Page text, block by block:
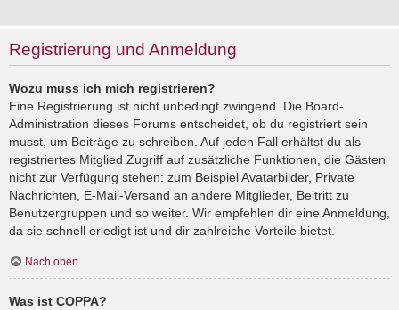
Registrierung und Anmeldung
Wozu muss ich mich registrieren?
Eine Registrierung ist nicht unbedingt zwingend. Die Board-
Administration dieses Forums entscheidet, ob du registriert sein
musst, um Beiträge zu schreiben. Auf jeden Fall erhältst du als
registriertes Mitglied Zugriff auf zusätzliche Funktionen, die Gästen
nicht zur Verfügung stehen: zum Beispiel Avatarbilder, Private
Nachrichten, E-Mail-Versand an andere Mitglieder, Beitritt zu
Benutzergruppen und so weiter. Wir empfehlen dir eine Anmeldung,
da sie schnell erledigt ist und dir zahlreiche Vorteile bietet.
Nach oben
Was ist COPPA?